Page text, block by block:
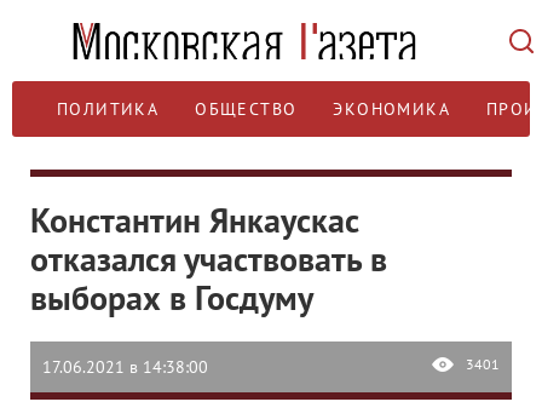
ПОЛИТИКА ОБЩЕСТВО ЭКОНОМИКА
Константин Янкаускас
отказался участвовать в
выборах в Госдуму
17.06.2021 в 14:38:00 3401